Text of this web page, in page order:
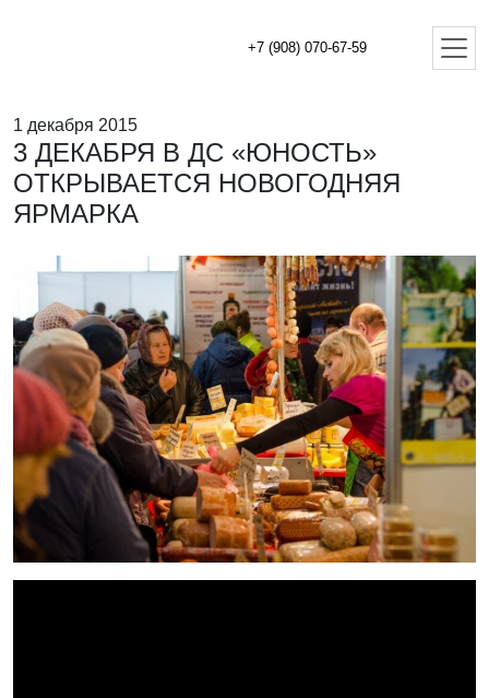
+7 (908) 070-67-59
1 декабря 2015
3 ДЕКАБРЯ В ДС «ЮНОСТЬ»
ОТКРЫВАЕТСЯ НОВОГОДНЯЯ
ЯРМАРКА